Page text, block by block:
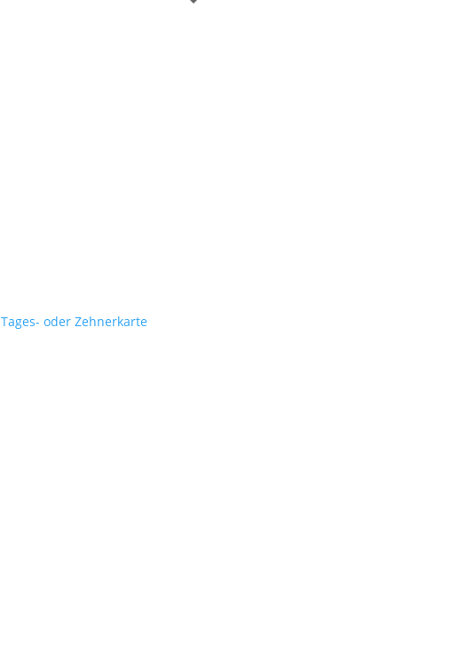
Tages- oder Zehnerkarte